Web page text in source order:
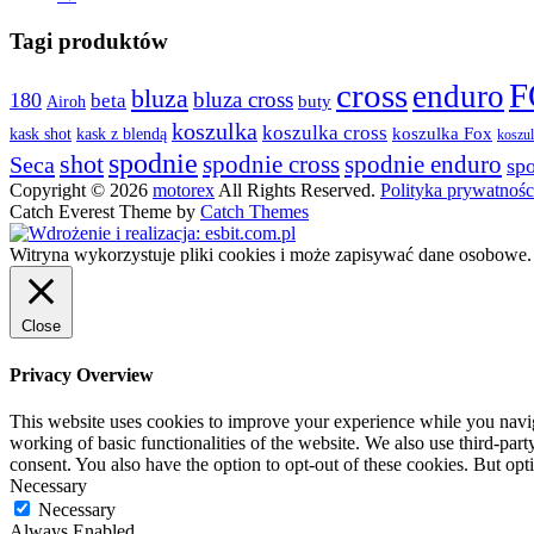
stronie
produktu
Tagi produktów
180 Airoh beta bluzabluza cross buty crossenduro
kask shot kask z blendą koszulka koszulka cross koszulka Fox
Seca shot spodnie spodnie crossspodnie enduro
Copyright © 2026 motorex All Rights Reserved. Polityka
Catch Everest Theme by Catch Themes
Witryna wykorzystuje pliki cookies i może zapisywać dane osobowe.
Close
Privacy Overview
This website uses cookies to improve your experience while you
working of basic functionalities of the website. We also use third-
consent. You also have the option to opt-out of these cookies. But
Necessary
Necessary